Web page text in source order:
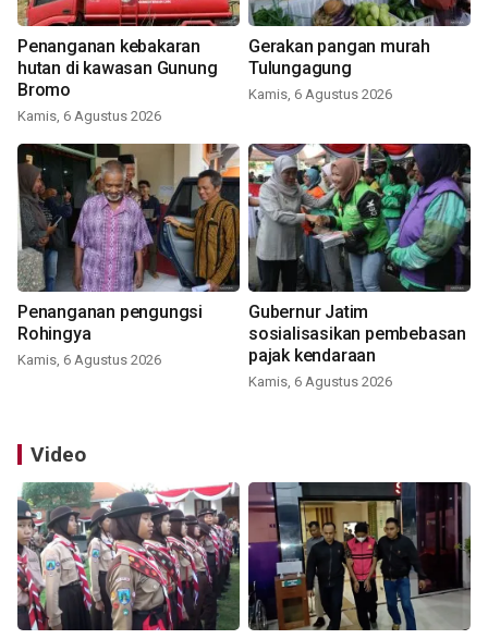
Penanganan kebakaran
hutan di kawasan Gunung
Bromo
Kamis, 6 Agustus 2026
Gerakan pangan murah
Tulungagung
Kamis, 6 Agustus 2026
Penanganan pengungsi
Rohingya
Kamis, 6 Agustus 2026
Gubernur Jatim
sosialisasikan pembebasan
pajak kendaraan
Kamis, 6 Agustus 2026
Video